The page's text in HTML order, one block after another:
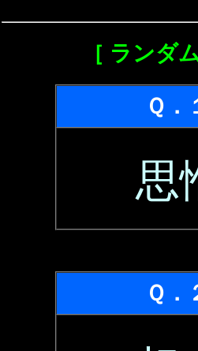
［ ランダ
Ｑ．
思
Ｑ．